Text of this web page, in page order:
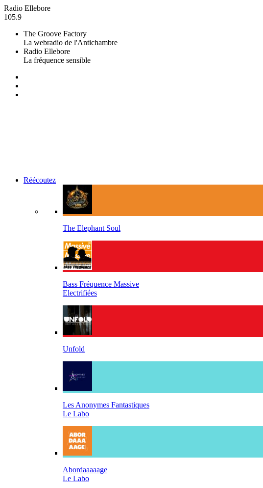
Radio Ellebore
105.9
The Groove Factory
La webradio de l'Antichambre
Radio Ellebore
La fréquence sensible
Réécoutez
The Elephant Soul
Bass Fréquence Massive
Electrifiées
Unfold
Les Anonymes Fantastiques
Le Labo
Abordaaaaage
Le Labo